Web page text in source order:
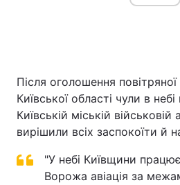
Після оголошення
Київської області чули в небі
Київській міській військовій
вирішили всіх заспокоїти й
"У небі Київщини
Ворожа авіація за